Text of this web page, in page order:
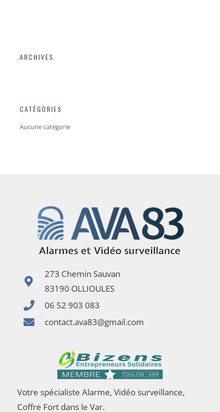
ARCHIVES
CATÉGORIES
Aucune catégorie
273 Chemin Sauvan
83190 OLLIOULES
06 52 903 083
contact.ava83@gmail.com
Votre spécialiste Alarme, Vidéo surveillance,
Coffre Fort dans le Var.